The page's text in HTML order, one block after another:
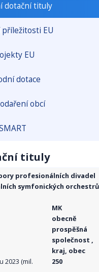
dotační tituly
příležitosti EU
EU
dotace
obcí
tituly
profesionálních divadel
symfonických orchestrů
MK
obecně
prospěšná
společnost ,
kraj, obec
2023 (mil.
250